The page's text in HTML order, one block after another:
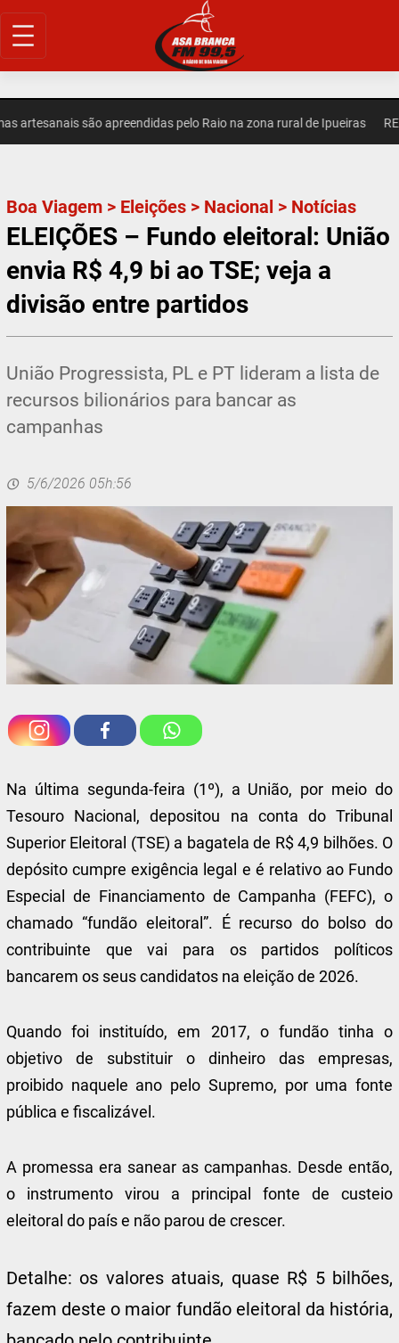
Pular
para
artesanais são apreendidas pelo Raio na zona rural de Ipueiras
Boa Viagem > Eleições > Nacional > Notícias
ELEIÇÕES – Fundo eleitoral: União
envia R$ 4,9 bi ao TSE; veja a
divisão entre partidos
União Progressista, PL e PT lideram a lista de
recursos bilionários para bancar as
campanhas
5/6/2026 05h:56
Na última segunda-feira (1º), a União, por meio do
Tesouro Nacional, depositou na conta do Tribunal
Superior Eleitoral (TSE) a bagatela de R$ 4,9 bilhões. O
depósito cumpre exigência legal e é relativo ao Fundo
Especial de Financiamento de Campanha (FEFC), o
chamado “fundão eleitoral”. É recurso do bolso do
contribuinte que vai para os partidos políticos
bancarem os seus candidatos na eleição de 2026.
Quando foi instituído, em 2017, o fundão tinha o
objetivo de substituir o dinheiro das empresas,
proibido naquele ano pelo Supremo, por uma fonte
pública e fiscalizável.
A promessa era sanear as campanhas. Desde então,
o instrumento virou a principal fonte de custeio
eleitoral do país e não parou de crescer.
Detalhe: os valores atuais, quase R$ 5 bilhões,
fazem deste o maior fundão eleitoral da história,